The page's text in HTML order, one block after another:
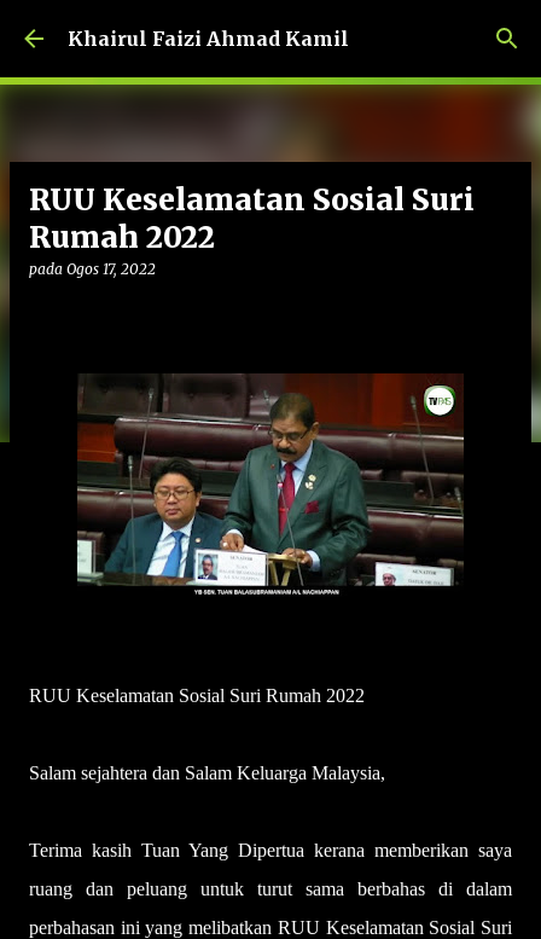
Langkau ke kandungan utama
Khairul Faizi Ahmad Kamil
RUU Keselamatan Sosial Suri
Rumah 2022
pada Ogos 17, 2022
RUU Keselamatan Sosial Suri Rumah 2022
Salam sejahtera dan Salam Keluarga Malaysia,
Terima kasih Tuan Yang Dipertua kerana memberikan saya
ruang dan peluang untuk turut sama berbahas di dalam
perbahasan ini yang melibatkan RUU Keselamatan Sosial Suri